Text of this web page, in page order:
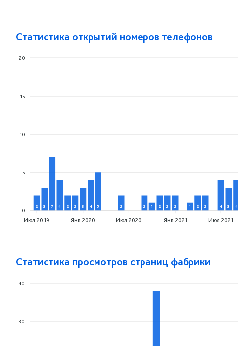
Статистика открытий номеров телефонов
20
15
10
5
0
2 3 7 4 2 2 3 4 5 2 2 1 2 2 2 1 2 2 4 3 4
Июл 2019 Янв 2020 Июл 2020 Янв 2021 Июл 2021
Статистика просмотров страниц фабрики
40
30